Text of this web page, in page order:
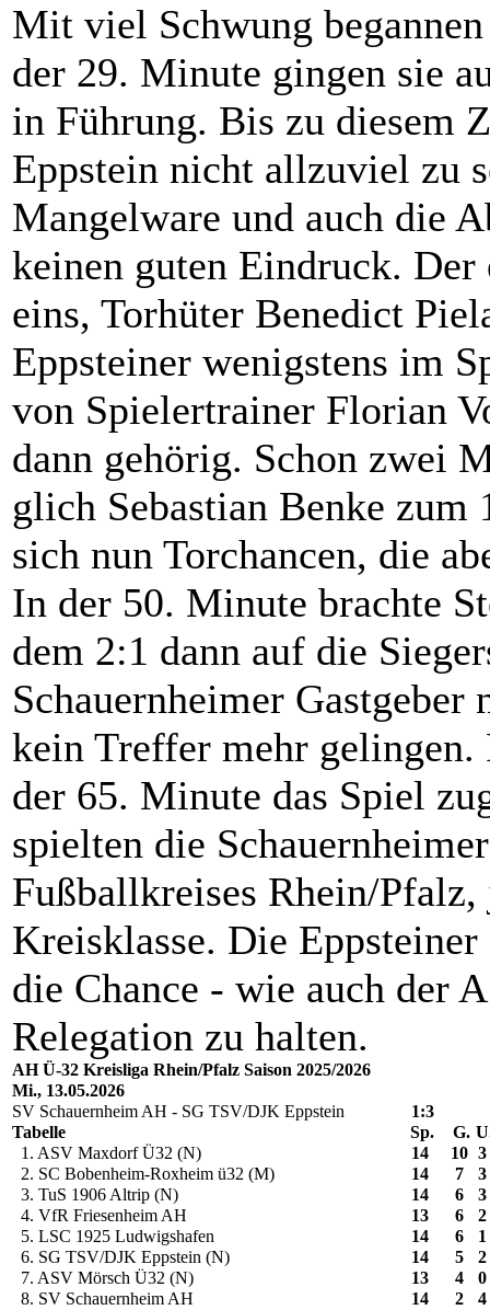
Mit viel Schwung
der 29. Minute gingen sie
in Führung. Bis zu diesem
Eppstein nicht allzuviel zu
Mangelware und auch die
keinen guten Eindruck.
eins, Torhüter Benedict
Eppsteiner wenigstens im
von Spielertrainer Florian
dann gehörig. Schon zwei
glich Sebastian Benke zum
sich nun Torchancen, die
In der 50. Minute brachte
dem 2:1 dann auf die
Schauernheimer
kein Treffer mehr gelingen.
der 65. Minute das Spiel
spielten die
Fußballkreises Rhein/
Kreisklasse. Die
die Chance - wie auch der
Relegation zu halten.
AH Ü-32 Kreisliga Rhein/Pfalz Saison 2025/2026
Mi., 13.05.2026
SV Schauernheim AH - SG TSV/DJK Eppstein
1:3
Tabelle
Sp. G.
1. ASV Maxdorf Ü32 (N)
14 10 3
2. SC Bobenheim-Roxheim ü32 (M)
14 7
3
3. TuS 1906 Altrip (N)
14 6
3
4. VfR Friesenheim AH
13 6
2
5. LSC 1925 Ludwigshafen
14 6
1
6. SG TSV/DJK Eppstein (N)
14 5
2
7. ASV Mörsch Ü32 (N)
13 4
0
8. SV Schauernheim AH
14 2 4